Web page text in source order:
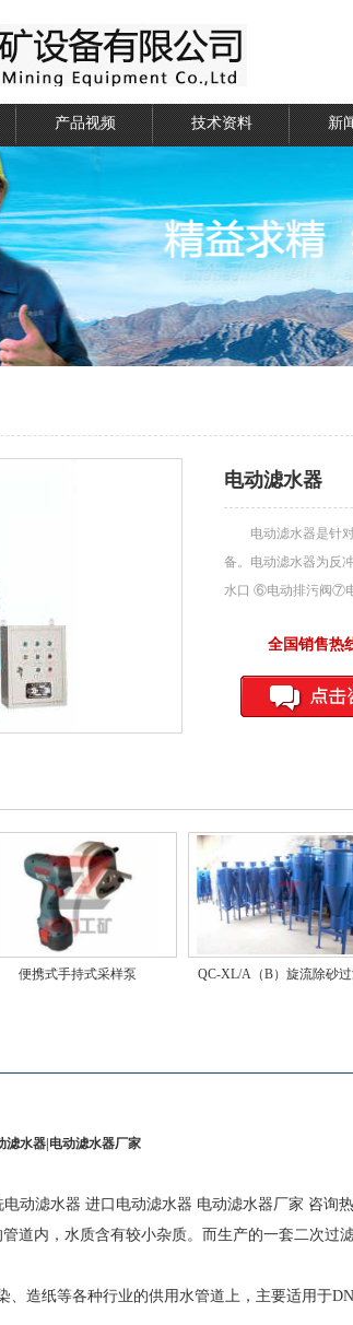
产品视频 技术资料 新
电动滤水器
电动滤水器是针对
备。电动滤水器为反
水口 ⑥电动排污阀⑦
全国销售热
便携式手持式采样泵 QC-XL/A（B）旋流除砂
滤水器|电动滤水器厂家
动滤水器 进口电动滤水器 电动滤水器厂家 咨询
道内，水质含有较小杂质。而生产的一套二次过
、造纸等各种行业的供用水管道上，主要适用于